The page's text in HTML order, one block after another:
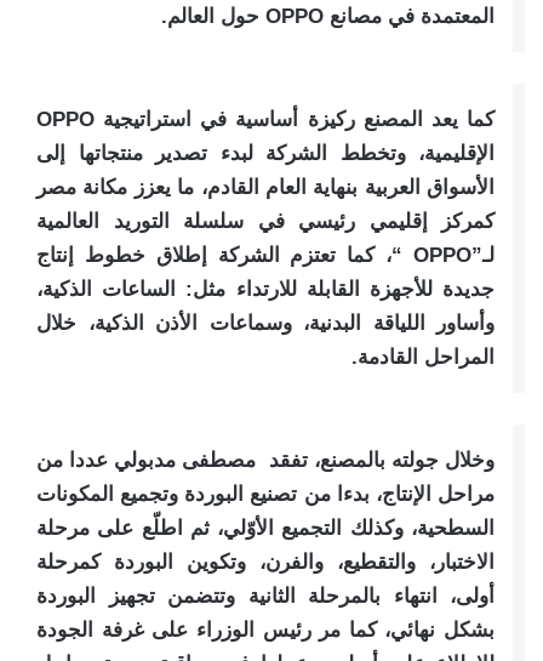
المعتمدة في مصانع OPPO حول العالم.
كما يعد المصنع ركيزة أساسية في استراتيجية OPPO
الإقليمية، وتخطط الشركة لبدء تصدير منتجاتها إلى
الأسواق العربية بنهاية العام القادم، ما يعزز مكانة مصر
كمركز إقليمي رئيسي في سلسلة التوريد العالمية
لـ”OPPO “، كما تعتزم الشركة إطلاق خطوط إنتاج
جديدة للأجهزة القابلة للارتداء مثل: الساعات الذكية،
وأساور اللياقة البدنية، وسماعات الأذن الذكية، خلال
المراحل القادمة.
وخلال جولته بالمصنع، تفقد مصطفى مدبولي عددا من
مراحل الإنتاج، بدءا من تصنيع البوردة وتجميع المكونات
السطحية، وكذلك التجميع الأوّلي، ثم اطلّع على مرحلة
الاختبار، والتقطيع، والفرن، وتكوين البوردة كمرحلة
أولى، انتهاء بالمرحلة الثانية وتتضمن تجهيز البوردة
بشكل نهائي، كما مر رئيس الوزراء على غرفة الجودة